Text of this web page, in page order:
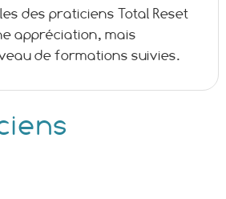
des praticiens Total Reset
appréciation, mais
de formations suivies.